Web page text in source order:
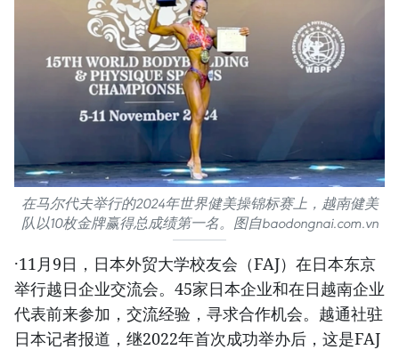
在马尔代夫举行的2024年世界健美操锦标赛上，越南健美
队以10枚金牌赢得总成绩第一名。图自baodongnai.com.vn
·11月9日，日本外贸大学校友会（FAJ）在日本东京
举行越日企业交流会。45家日本企业和在日越南企业
代表前来参加，交流经验，寻求合作机会。越通社驻
日本记者报道，继2022年首次成功举办后，这是FAJ